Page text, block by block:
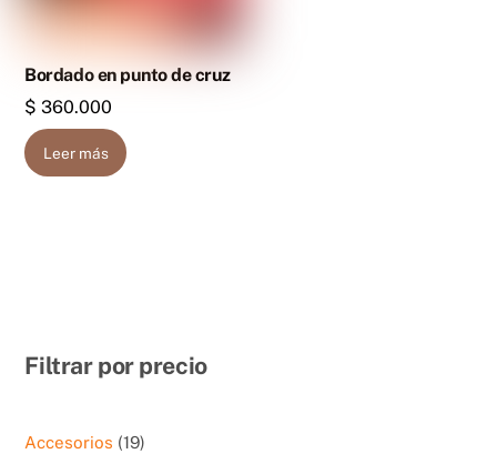
Bordado en punto de cruz
$ 360.000
Leer más
Filtrar por precio
Accesorios 1919